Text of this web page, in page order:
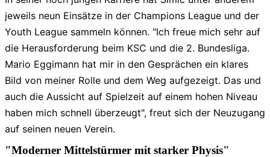
jeweils neun Einsätze in der Champions League und der
Youth League sammeln können. "Ich freue mich sehr auf
die Herausforderung beim KSC und die 2. Bundesliga.
Mario Eggimann hat mir in den Gesprächen ein klares
Bild von meiner Rolle und dem Weg aufgezeigt. Das und
auch die Aussicht auf Spielzeit auf einem hohen Niveau
haben mich schnell überzeugt", freut sich der Neuzugang
auf seinen neuen Verein.
"Moderner Mittelstürmer mit starker Physis"